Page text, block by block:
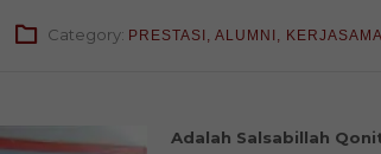
Category: PRESTASI , ALUMNI ,
Adalah Salsabillah